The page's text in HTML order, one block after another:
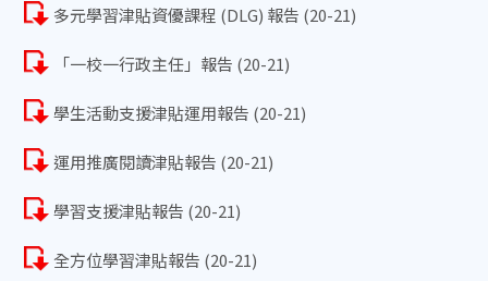
多元學習津貼資優課程 (DLG) 報告 (20-21)
「一校一行政主任」報告 (20-21)
學生活動支援津貼運用報告 (20-21)
運用推廣閱讀津貼報告 (20-21)
學習支援津貼報告 (20-21)
全方位學習津貼報告 (20-21)